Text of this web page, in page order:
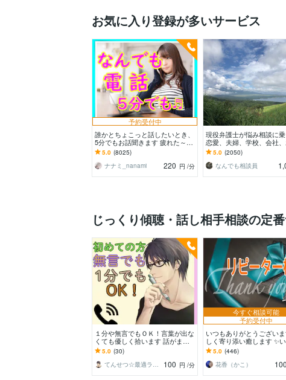
お気に入り登録が多いサービス
予約受付中
誰かとちょこっと話したいとき、
5分でもお話聞きます 疲れた～、
でもカウンセリングじゃない、な
んとなく雑談聞いて～
5.0 (8025)
ナナミ_nanami
220 円 /分
現役弁護士が悩み相談に
恋愛、夫婦、学校、会社、
単なる愚痴など何でもOK！
5.0 (2050)
なんでも相談員
じっくり傾聴・話し相手相談の定
１分や無言でもＯＫ！言葉が出な
くても優しく拾います 話がまと
まらなくても安心な場！あなたは
気楽にお喋りするだけ
5.0 (30)
てんせつ☆最適ライフをサポートする
100 円 /分
今すぐ相談可能
予約受付中
いつもありがとうござい
しく寄り添い癒します ✨い
顔でいられるよう、私の笑
すそ分け♡
5.0 (446)
花香（かこ）
100